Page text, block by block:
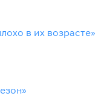
в их возрасте»